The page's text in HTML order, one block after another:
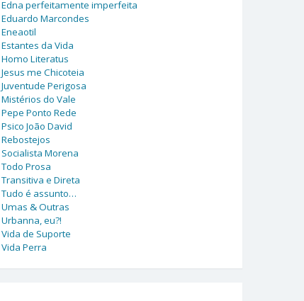
Edna perfeitamente imperfeita
Eduardo Marcondes
Eneaotil
Estantes da Vida
Homo Literatus
Jesus me Chicoteia
Juventude Perigosa
Mistérios do Vale
Pepe Ponto Rede
Psico João David
Rebostejos
Socialista Morena
Todo Prosa
Transitiva e Direta
Tudo é assunto…
Umas & Outras
Urbanna, eu?!
Vida de Suporte
Vida Perra